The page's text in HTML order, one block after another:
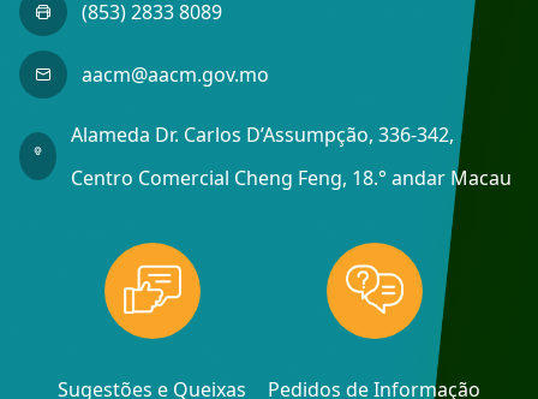
(853) 2833 8089
aacm@aacm.gov.mo
Alameda Dr. Carlos D’Assumpção, 336-342,
Centro Comercial Cheng Feng, 18.° andar Macau
Sugestões e Queixas Pedidos de Informação